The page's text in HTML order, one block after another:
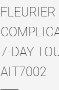
7-DAY
AIT7002